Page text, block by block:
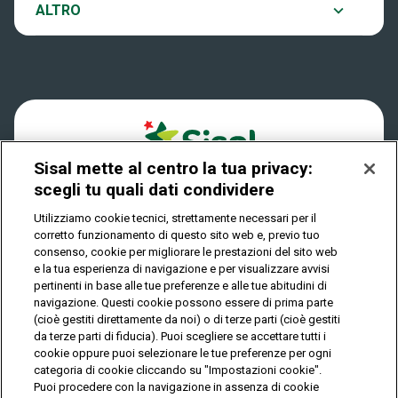
Play Your Date
Dove si gioca
Quanto si vince
Come riscuotere
ALTRO
Notifiche
Privacy
IL GIOCO È VIETATO AI MINORI E PUÒ CAUSARE
DIPENDENZA PATOLOGICA
© Copyright Sisal Italia S.p.A. - P.I. 02433760135
Privacy Cookies
Mappa
del
sito
Sisal mette al centro la tua privacy:
scegli tu quali dati condividere
Utilizziamo cookie tecnici, strettamente necessari per il
corretto funzionamento di questo sito web e, previo tuo
consenso, cookie per migliorare le prestazioni del sito web
e la tua esperienza di navigazione e per visualizzare avvisi
pertinenti in base alle tue preferenze e alle tue abitudini di
navigazione. Questi cookie possono essere di prima parte
(cioè gestiti direttamente da noi) o di terze parti (cioè gestiti
da terze parti di fiducia). Puoi scegliere se accettare tutti i
cookie oppure puoi selezionare le tue preferenze per ogni
categoria di cookie cliccando su "Impostazioni cookie".
Puoi procedere con la navigazione in assenza di cookie